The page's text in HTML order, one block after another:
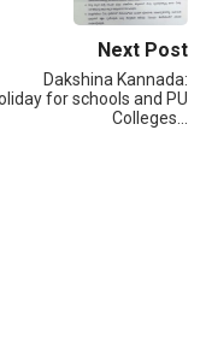
Next Post
Dakshina Kannada:
for schools and PU
Colleges…